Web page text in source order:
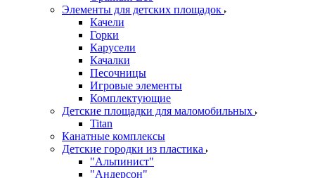
Элементы для детских площадок
Качели
Горки
Карусели
Качалки
Песочницы
Игровые элементы
Комплектующие
Детские площадки для маломобильных
Titan
Канатные комплексы
Детские городки из пластика
"Альпинист"
"Андерсон"